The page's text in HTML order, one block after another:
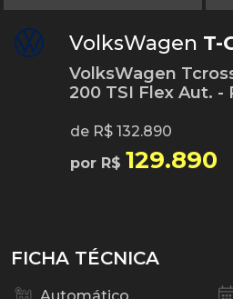
VolksWagen T-
VolksWagen
200 TSI Flex Aut. -
de R$ 132.890
por R$ 129.890
FICHA TÉCNICA